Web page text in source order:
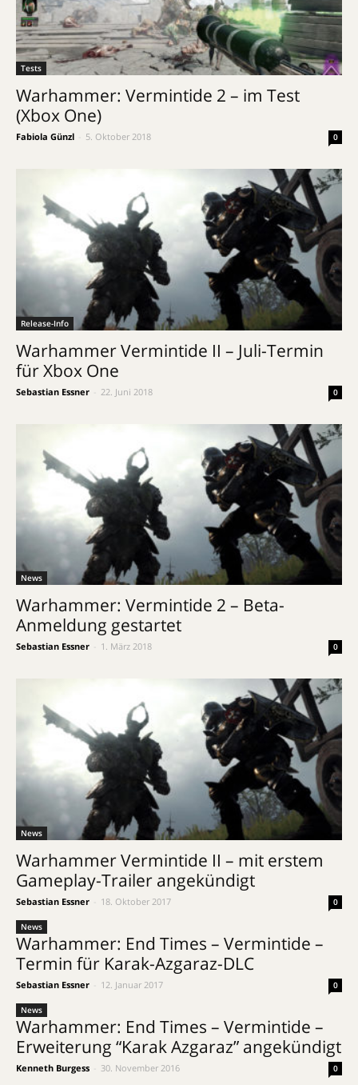
Tests
Warhammer: Vermintide 2 – im Test
(Xbox One)
Fabiola Günzl 5. Oktober 2018 0
Release-Info
Warhammer Vermintide II – Juli-Termin
für Xbox One
Sebastian Essner 22. Juni 2018 0
News
Warhammer: Vermintide 2 – Beta-
Anmeldung gestartet
Sebastian Essner 1. März 2018 0
News
Warhammer Vermintide II – mit erstem
Gameplay-Trailer angekündigt
Sebastian Essner 18. Oktober 2017 0
News
Warhammer: End Times – Vermintide –
Termin für Karak-Azgaraz-DLC
Sebastian Essner 12. Januar 2017 0
News
Warhammer: End Times – Vermintide –
Erweiterung “Karak Azgaraz” angekündigt
Kenneth Burgess 30. November 2016 0